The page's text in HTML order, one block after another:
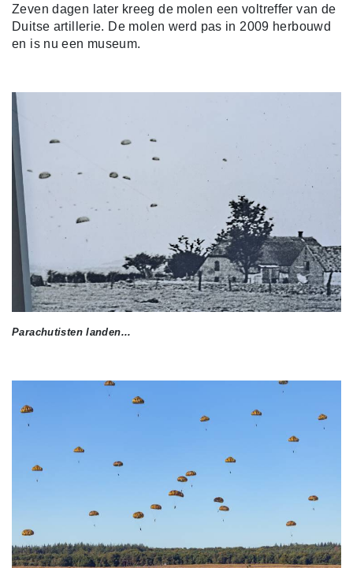
Zeven dagen later kreeg de molen een voltreffer van de
Duitse artillerie. De molen werd pas in 2009 herbouwd
en is nu een museum.
Parachutisten landen...